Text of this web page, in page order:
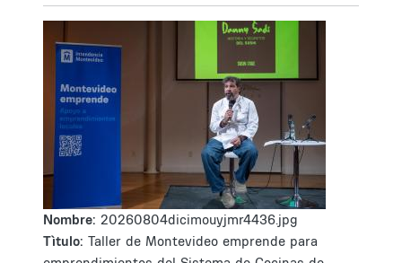
Nombre: 20260804dicimouyjmr4436.jpg
Tìtulo: Taller de Montevideo emprende para